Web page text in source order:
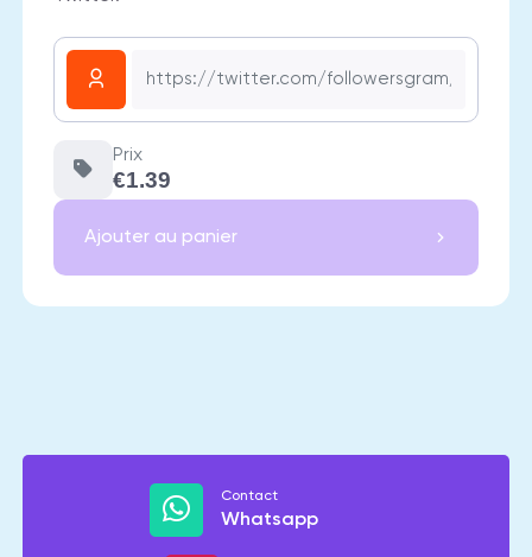
Prix
€1.39
Ajouter au panier
Contact
Whatsapp